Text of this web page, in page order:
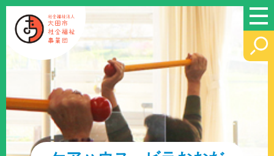
このページの本文へ